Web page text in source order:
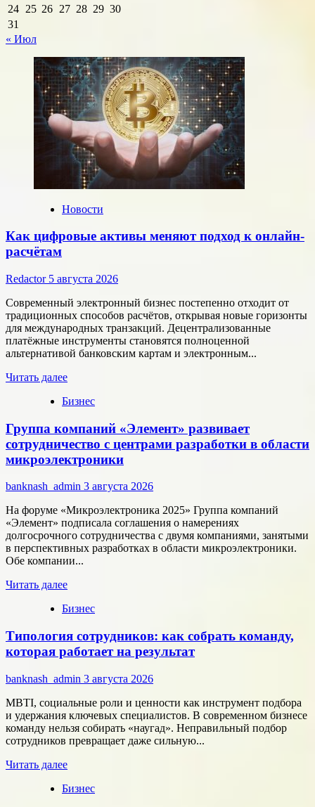
24 25 26 27 28 29 30
31
« Июл
Новости
Как цифровые активы меняют подход к онлайн-
расчётам
Redactor 5 августа 2026
Современный электронный бизнес постепенно отходит от
традиционных способов расчётов, открывая новые горизонты
для международных транзакций. Децентрализованные
платёжные инструменты становятся полноценной
альтернативой банковским картам и электронным...
Читать далееПрочитать
о
цифровые
активы
меняют
подход
онлайн-
Бизнес
Группа компаний «Элемент» развивает
сотрудничество с центрами разработки в области
микроэлектроники
banknash_admin 3 августа 2026
На форуме «Микроэлектроника 2025» Группа компаний
«Элемент» подписала соглашения о намерениях
долгосрочного сотрудничества с двумя компаниями, занятыми
в перспективных разработках в области микроэлектроники.
Обе компании...
Читать далееПрочитать
о
компаний
«Элемент»
развивает
сотрудничество
с
центрами
разработки
в
области
микроэлектроники
Бизнес
Типология сотрудников: как собрать команду,
которая работает на результат
banknash_admin 3 августа 2026
MBTI, социальные роли и ценности как инструмент подбора
и удержания ключевых специалистов. В современном бизнесе
команду нельзя собирать «наугад». Неправильный подбор
сотрудников превращает даже сильную...
Читать далееПрочитать
о
Бизнес